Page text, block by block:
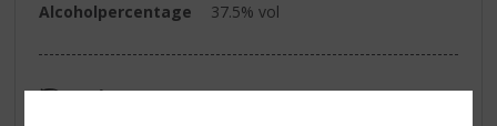
Alcoholpercentage
37.5% vol
Reviews